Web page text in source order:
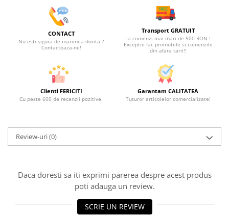
CONTACT
Nu esti sigura de marimea dorita ?
Contacteaza-ne!
Transport GRATUIT
La comenzi mai mari de 500 RON !
Exceptie fac promotiile si comenzile
din afara tarii!!
Clienti FERICITI
Cu peste 600 de recenzii pozitive.
Garantam CALITATEA
Tuturor articolelor comercializate!
Review-uri(0)
Daca doresti sa iti exprimi parerea despre acest produs
poti adauga un review.
SCRIE UN REVIEW